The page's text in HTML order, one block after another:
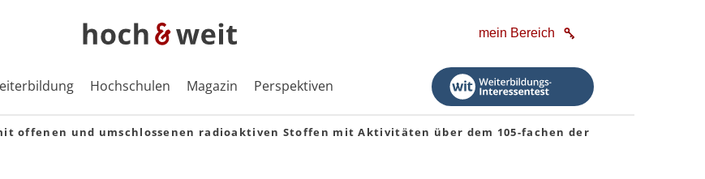
mein Bereich
Hochschulen Magazin Perspektiven
offenen und umschlossenen radioaktiven Stoffen mit Aktivitäten über dem 105-fachen der